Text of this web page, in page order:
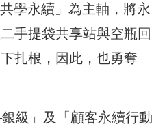
學永續」為主軸，將永
手提袋共享站與空瓶回
扎根，因此，也勇奪
級」及「顧客永續行動